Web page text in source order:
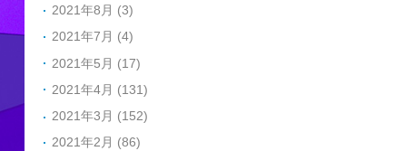
2021年8月 (3)
2021年7月 (4)
2021年5月 (17)
2021年4月 (131)
2021年3月 (152)
2021年2月 (86)